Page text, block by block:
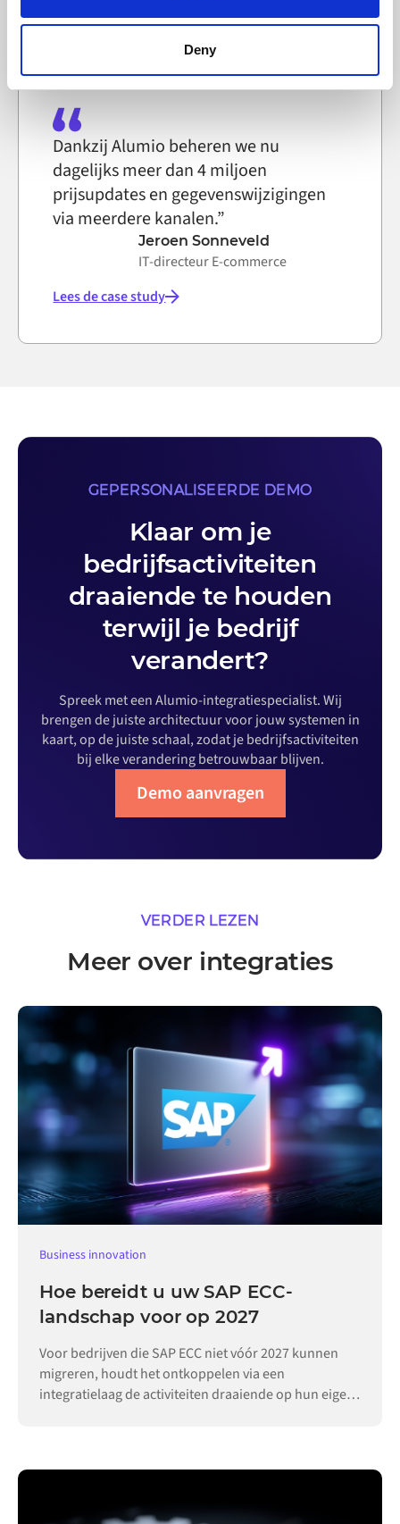
browser settings accordingly. This could affect the
functioning of the website, however. We also use third-
party ad networks for advertising certain Alumio services
on the internet
Deny
Lees de case study
Dankzij Alumio beheren we nu
dagelijks meer dan 4 miljoen
prijsupdates en gegevenswijzigingen
via meerdere kanalen.”
Jeroen Sonneveld
IT-directeur E-commerce
Lees de case study
GEPERSONALISEERDE DEMO
Klaar om je
bedrijfsactiviteiten
draaiende te houden
terwijl je bedrijf
verandert?
Spreek met een Alumio-integratiespecialist. Wij
brengen de juiste architectuur voor jouw systemen in
kaart, op de juiste schaal, zodat je bedrijfsactiviteiten
bij elke verandering betrouwbaar blijven.
Demo aanvragen
VERDER LEZEN
Meer over integraties
Business innovation
Hoe bereidt u uw SAP ECC-
landschap voor op 2027
Voor bedrijven die SAP ECC niet vóór 2027 kunnen
migreren, houdt het ontkoppelen via een
integratielaag de activiteiten draaiende op hun eigen